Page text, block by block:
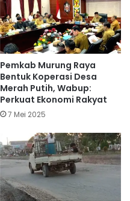
Pemkab Murung Raya
Bentuk Koperasi Desa
Merah Putih, Wabup:
Perkuat Ekonomi Rakyat
7 Mei 2025